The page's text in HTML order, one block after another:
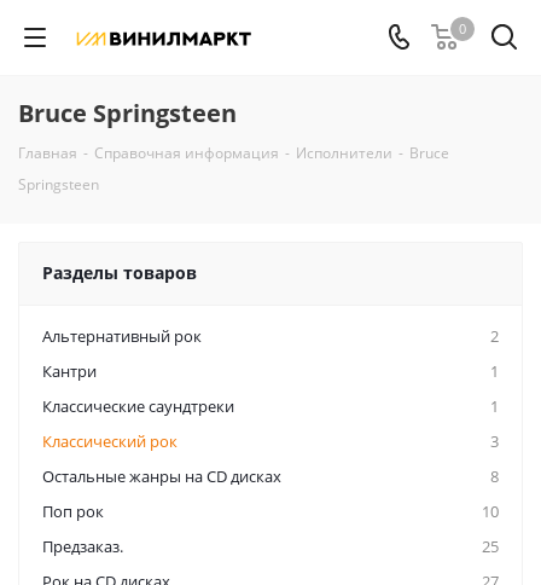
0
Bruce Springsteen
Главная - Справочная информация - Исполнители - Bruce
Springsteen
Разделы товаров
Альтернативный рок
2
Кантри
1
Классические саундтреки
1
Классический рок
3
Остальные жанры на CD дисках
8
Поп рок
10
Предзаказ.
25